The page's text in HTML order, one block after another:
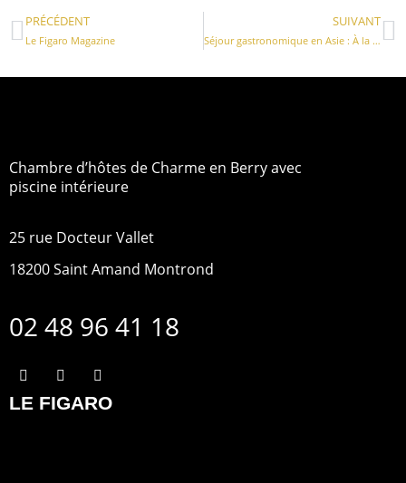
PRÉCÉDENT
Le Figaro Magazine
SUIVANT
Séjour gastronomique en Asie : À la découverte de la cuisine laotienne
Chambre d’hôtes de Charme en Berry avec
piscine intérieure
25 rue Docteur Vallet
18200Saint Amand Montrond
02 48 96 41 18
LE FIGARO